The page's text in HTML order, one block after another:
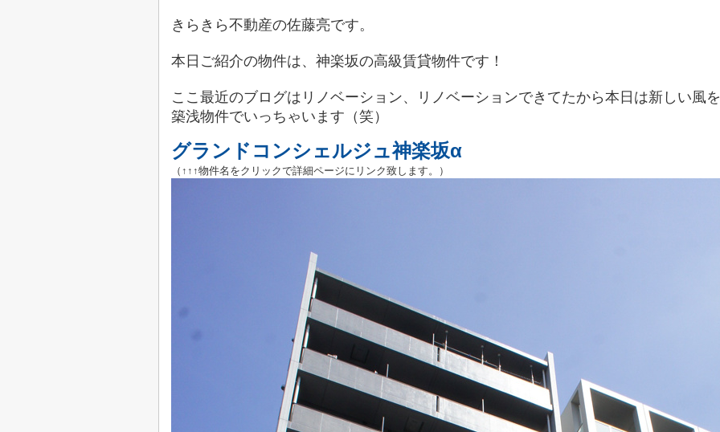
きらきら不動産の佐藤亮です。
本日ご紹介の物件は、神楽坂の高級賃貸物件です！
ここ最近のブログはリノベーション、リノベーションできてたから本日は新しい風
築浅物件でいっちゃいます（笑）
グランドコンシェルジュ神楽坂α
（↑↑↑物件名をクリックで詳細ページにリンク致します。）